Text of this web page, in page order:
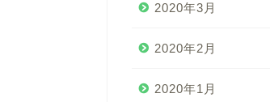
2020年3月
2020年2月
2020年1月